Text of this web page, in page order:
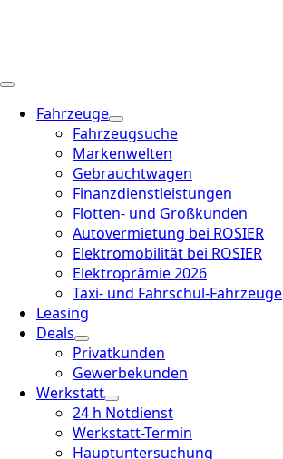
Fahrzeuge
Fahrzeugsuche
Markenwelten
Gebrauchtwagen
Finanzdienstleistungen
Flotten- und Großkunden
Autovermietung bei ROSIER
Elektromobilität bei ROSIER
Elektroprämie 2026
Taxi- und Fahrschul-Fahrzeuge
Leasing
Deals
Privatkunden
Gewerbekunden
Werkstatt
24 h Notdienst
Werkstatt-Termin
Hauptuntersuchung